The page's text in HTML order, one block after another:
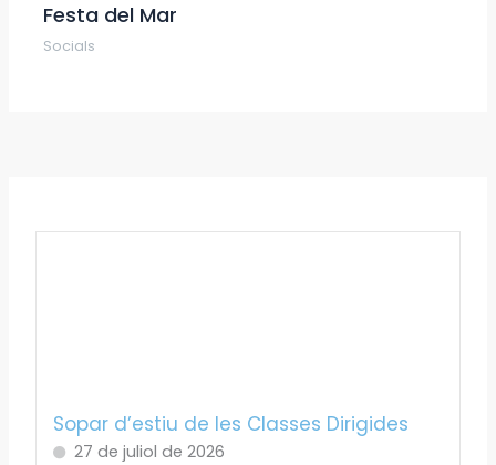
Festa del Mar
Socials
Sopar d’estiu de les Classes Dirigides
27 de juliol de 2026